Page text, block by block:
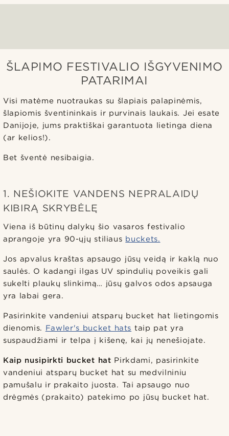
ŠLAPIMO FESTIVALIO IŠGYVENIMO
PATARIMAI
Visi matėme nuotraukas su šlapiais palapinėmis,
šlapiomis šventininkais ir purvinais laukais. Jei esate
Danijoje, jums praktiškai garantuota lietinga diena
(ar kelios!).
Bet šventė nesibaigia.
1. NEŠIOKITE VANDENS NEPRALAIDŲ
KIBIRĄ SKRYBĖLĘ
Viena iš būtinų dalykų šio vasaros festivalio
aprangoje yra 90-ųjų stiliaus buckets.
Jos apvalus kraštas apsaugo jūsų veidą ir kaklą nuo
saulės. O kadangi ilgas UV spindulių poveikis gali
sukelti plaukų slinkimą… jūsų galvos odos apsauga
yra labai gera.
Pasirinkite vandeniui atsparų bucket hat lietingomis
dienomis. Fawler's bucket hats taip pat yra
suspaudžiami ir telpa į kišenę, kai jų nenešiojate.
Kaip nusipirkti bucket hat Pirkdami, pasirinkite
vandeniui atsparų bucket hat su medvilniniu
pamušalu ir prakaito juosta. Tai apsaugo nuo
drėgmės (prakaito) patekimo po jūsų bucket hat.